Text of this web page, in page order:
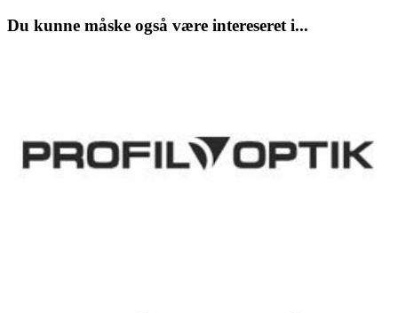
Du kunne måske også være intereseret i...